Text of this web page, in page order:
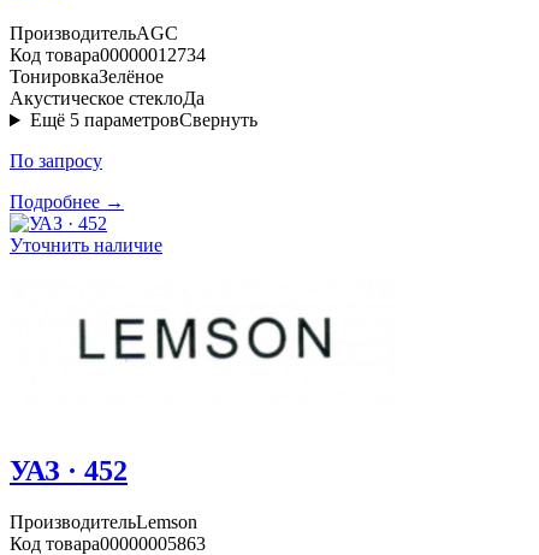
ПроизводительAGC
Код товара00000012734
ТонировкаЗелёное
Акустическое стеклоДа
Ещё 5 параметровСвернуть
По запросу
Подробнее →
Уточнить наличие
УАЗ · 452
ПроизводительLemson
Код товара00000005863